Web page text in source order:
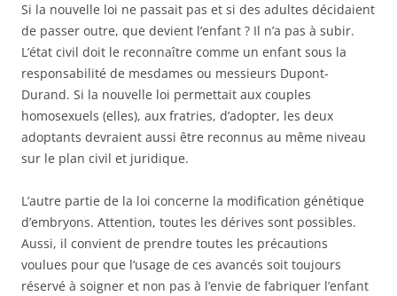
Si la nouvelle loi ne passait pas et si des adultes décidaient
de passer outre, que devient l’enfant ? Il n’a pas à subir.
L’état civil doit le reconnaître comme un enfant sous la
responsabilité de mesdames ou messieurs Dupont-
Durand. Si la nouvelle loi permettait aux couples
homosexuels (elles), aux fratries, d’adopter, les deux
adoptants devraient aussi être reconnus au même niveau
sur le plan civil et juridique.
L’autre partie de la loi concerne la modification génétique
d’embryons. Attention, toutes les dérives sont possibles.
Aussi, il convient de prendre toutes les précautions
voulues pour que l‘usage de ces avancés soit toujours
réservé à soigner et non pas à l’envie de fabriquer l’enfant